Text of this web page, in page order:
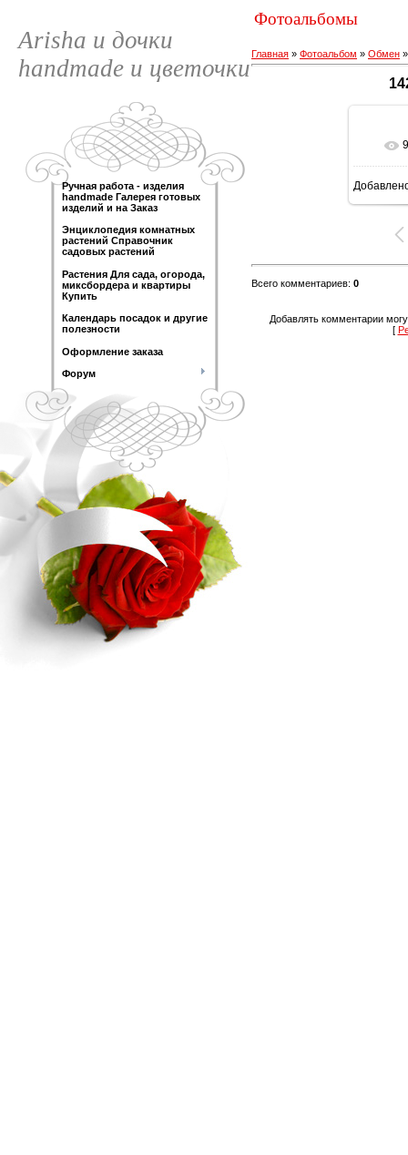
Arisha и дочки
handmade и цветочки
Ручная работа - изделия
handmade Галерея готовых
изделий и на Заказ
Энциклопедия комнатных
растений Справочник
садовых растений
Растения Для сада, огорода,
миксбордера и квартиры
Купить
Календарь посадок и другие
полезности
Оформление заказа
Форум
Фотоальбомы
Главная » Фотоальбом » Обмен
Всего комментариев: 0
Добавлять комментарии
[